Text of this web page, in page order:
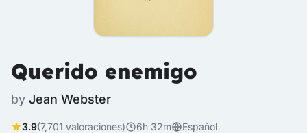
Querido enemigo
by Jean Webster
3.9(7,701 valoraciones) 6h 32m Español